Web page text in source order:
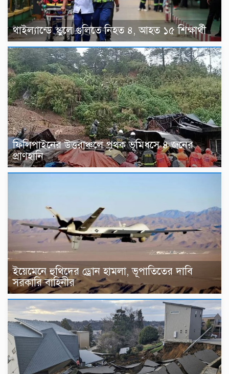
থাইল্যান্ডে স্কুলে গুলিতে নিহত ৪, আহত ১৫ শিক্ষার্থী
ফিলিপাইনের উত্তরাঞ্চলে পৃথক ভূমিধসে ৪ জনের
প্রাণহানি
ইয়েমেনে হুথিদের ড্রোন হামলা, ভূপাতিতের দাবি
সরকারি বাহিনীর